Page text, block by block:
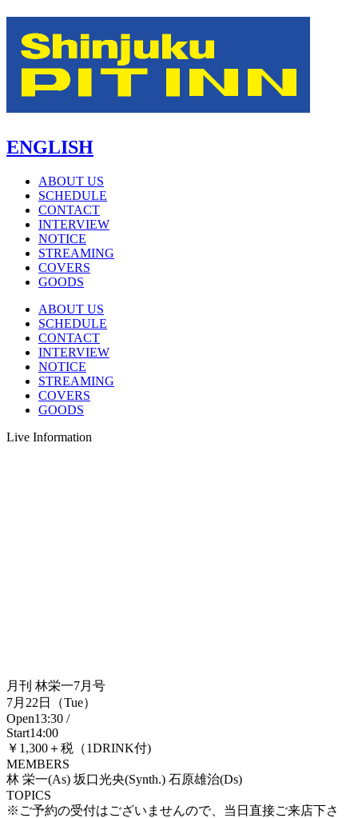
ENGLISH
ABOUT US
SCHEDULE
CONTACT
INTERVIEW
NOTICE
STREAMING
COVERS
GOODS
ABOUT US
SCHEDULE
CONTACT
INTERVIEW
NOTICE
STREAMING
COVERS
GOODS
Live Information
月刊 林栄一7月号
7月22日（Tue）
Open13:30 /
Start14:00
￥1,300＋税（1DRINK付)
MEMBERS
林 栄一(As) 坂口光央(Synth.) 石原雄治(Ds)
TOPICS
※ご予約の受付はございませんので、当日直接ご来店下さ